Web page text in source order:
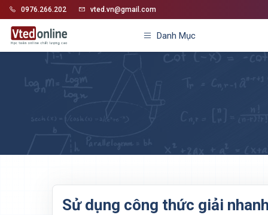
0976.266.202 vted.vn@gmail.com
Danh Mục
Sử dụng công thức giải